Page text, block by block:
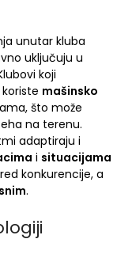
unutar kluba
uključuju u
koji
mašinsko
što može
na terenu.
adaptiraju i
i situacijama
konkurencije, a
.